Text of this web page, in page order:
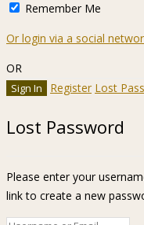
Remember Me
Or login via a social
OR
Register Lost
Lost Password
Please enter your
link to create a new